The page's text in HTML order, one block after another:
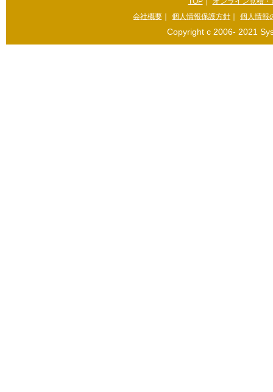
会社概要
個人情報保護方針 個人情報
Copyright c 2006- 2021